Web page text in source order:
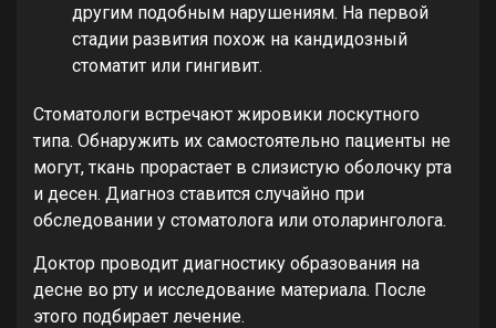
другим подобным нарушениям. На первой
стадии развития похож на кандидозный
стоматит или гингивит.
Стоматологи встречают жировики лоскутного
типа. Обнаружить их самостоятельно пациенты не
могут, ткань прорастает в слизистую оболочку рта
и десен. Диагноз ставится случайно при
обследовании у стоматолога или отоларинголога.
Доктор проводит диагностику образования на
десне во рту и исследование материала. После
этого подбирает лечение.